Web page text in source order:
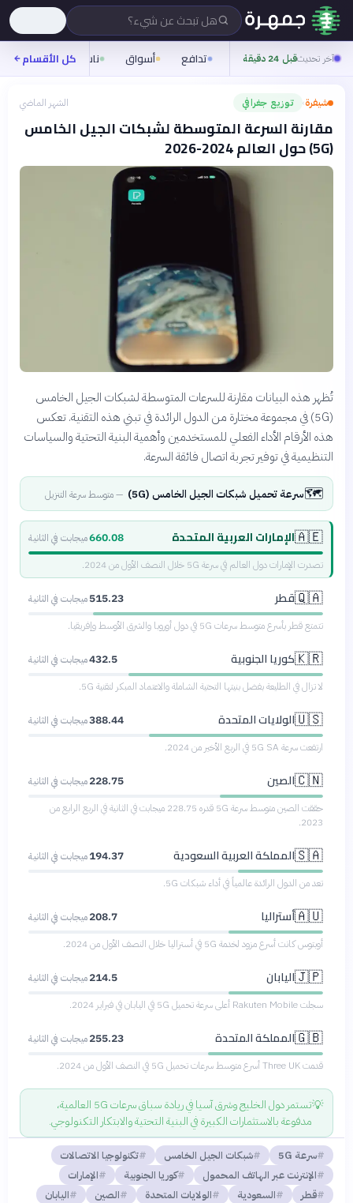
هل تبحث عن شيء؟
آخر تحديثقبل 24 دقيقة تدافع أسواق ناس روح
كل الأقسام
شيفرة› توزيع جغرافي الشهر الماضي
مقارنة السرعة المتوسطة لشبكات الجيل الخامس
(5G) حول العالم 2024-2026
تُظهر هذه البيانات مقارنة للسرعات المتوسطة لشبكات الجيل الخامس
(5G) في مجموعة مختارة من الدول الرائدة في تبني هذه التقنية. تعكس
هذه الأرقام الأداء الفعلي للمستخدمين وأهمية البنية التحتية والسياسات
التنظيمية في توفير تجربة اتصال فائقة السرعة.
🗺️سرعة تحميل شبكات الجيل الخامس (5G) —متوسط سرعة التنزيل
🇦🇪الإمارات العربية المتحدة 660.08ميجابت في الثانية
تصدرت الإمارات دول العالم في سرعة 5G خلال النصف الأول من 2024.
🇶🇦قطر 515.23ميجابت في الثانية
تتمتع قطر بأسرع متوسط سرعات 5G في دول أوروبا والشرق الأوسط وإفريقيا.
🇰🇷كوريا الجنوبية 432.5ميجابت في الثانية
لا تزال في الطليعة بفضل بنيتها التحتية الشاملة والاعتماد المبكر لتقنية 5G.
🇺🇸الولايات المتحدة 388.44ميجابت في الثانية
ارتفعت سرعة 5G SA في الربع الأخير من 2024.
🇨🇳الصين 228.75ميجابت في الثانية
حققت الصين متوسط سرعة 5G قدره 228.75 ميجابت في الثانية في الربع الرابع من
2023.
🇸🇦المملكة العربية السعودية 194.37ميجابت في الثانية
تعد من الدول الرائدة عالمياً في أداء شبكات 5G.
🇦🇺أستراليا 208.7ميجابت في الثانية
أوبتوس كانت أسرع مزود لخدمة 5G في أستراليا خلال النصف الأول من 2024.
🇯🇵اليابان 214.5ميجابت في الثانية
سجلت Rakuten Mobile أعلى سرعة تحميل 5G في اليابان في فبراير 2024.
🇬🇧المملكة المتحدة 255.23ميجابت في الثانية
قدمت Three UK أسرع متوسط سرعات تحميل 5G في النصف الأول من 2024.
💡
تستمر دول الخليج وشرق آسيا في ريادة سباق سرعات 5G العالمية،
مدفوعة بالاستثمارات الكبيرة في البنية التحتية والابتكار التكنولوجي.
سرعة 5G شبكات الجيل الخامس
تكنولوجيا الاتصالات
الإنترنت عبر الهاتف المحمول
كوريا الجنوبية
الإمارات
قطر
السعودية الولايات المتحدة الصين
اليابان